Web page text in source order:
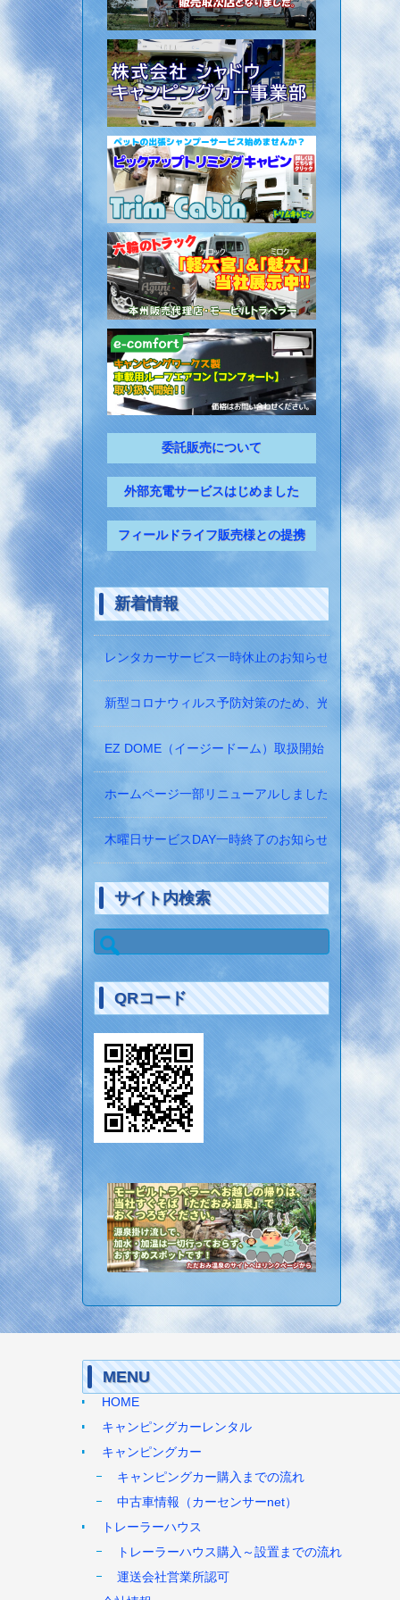
委託販売について
外部充電サービスはじめました
フィールドライフ販売様との提携
新着情報
レンタカーサービス一時休止のお知らせ
新型コロナウィルス予防対策のため、光触媒の除菌
EZ DOME（イージードーム）取扱開始！
ホームページ一部リニューアルしました
木曜日サービスDAY一時終了のお知らせ
サイト内検索
検
索:
QRコード
MENU
HOME
キャンピングカーレンタル
キャンピングカー
キャンピングカー購入までの流れ
中古車情報（カーセンサーnet）
トレーラーハウス
トレーラーハウス購入～設置までの流れ
運送会社営業所認可